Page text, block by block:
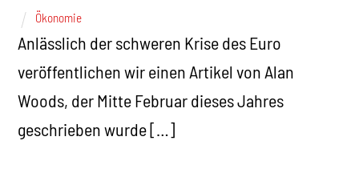
Ökonomie
Anlässlich der schweren Krise des Euro
veröffentlichen wir einen Artikel von Alan
Woods, der Mitte Februar dieses Jahres
geschrieben wurde […]